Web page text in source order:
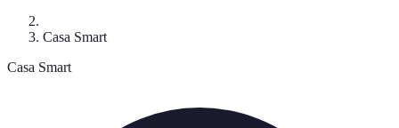
Casa Smart
Casa Smart